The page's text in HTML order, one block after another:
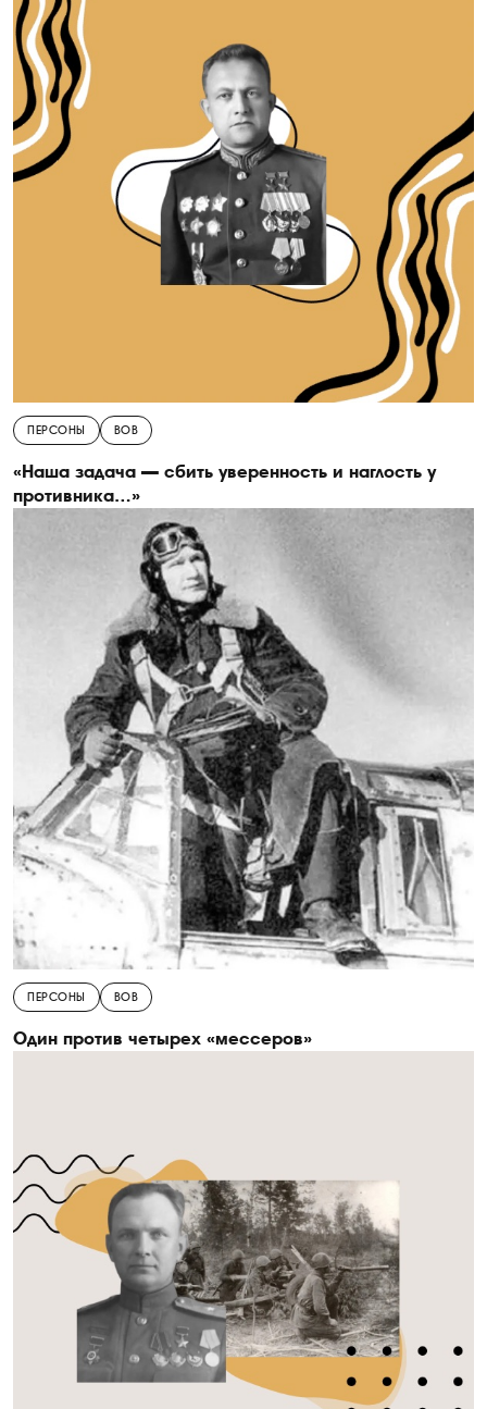
ПЕРСОНЫ ВОВ
«Наша задача — сбить уверенность и наглость у
противника…»
ПЕРСОНЫ ВОВ
Один против четырех «мессеров»